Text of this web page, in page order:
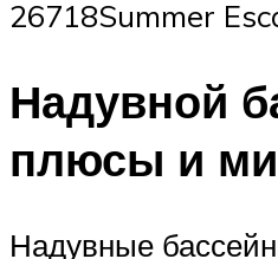
26718Summer
Надувной
плюсы и
Надувные